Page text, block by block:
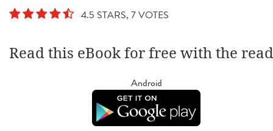
4.5 STARS, 7 VOTES
Read this eBook for free with the
Android